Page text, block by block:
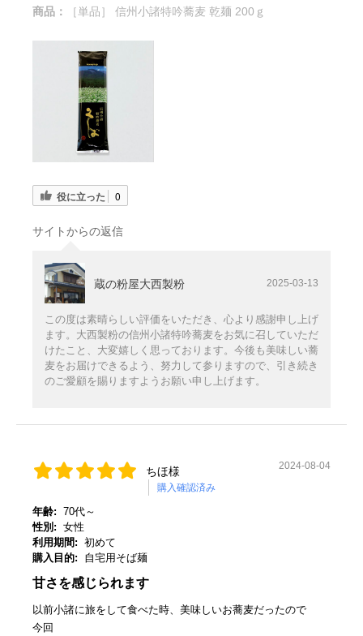
商品： ［単品］ 信州小諸特吟蕎麦 乾麺 200ｇ
役に立った 0
サイトからの返信
蔵の粉屋大西製粉 2025-03-13
この度は素晴らしい評価をいただき、心より感謝申し上げ
ます。大西製粉の信州小諸特吟蕎麦をお気に召していただ
けたこと、大変嬉しく思っております。今後も美味しい蕎
麦をお届けできるよう、努力して参りますので、引き続き
のご愛顧を賜りますようお願い申し上げます。
ちほ様
購入確認済み
2024-08-04
年齢: 70代～
性別: 女性
利用期間: 初めて
購入目的:
自宅用そば麺
甘さを感じられます
以前小諸に旅をして食べた時、美味しいお蕎麦だったので
今回